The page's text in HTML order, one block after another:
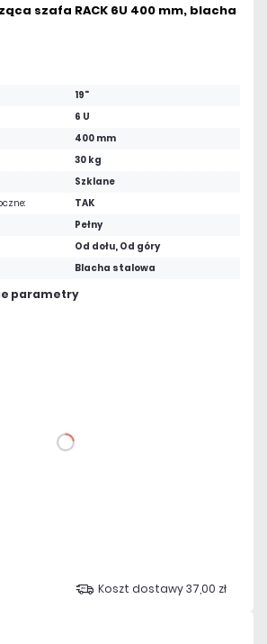
szafa RACK 6U 400 mm, blacha
19"
6 U
400 mm
30 kg
Szklane
TAK
Pełny
Od dołu, Od góry
Blacha stalowa
parametry
DO KOSZYKA
Koszt dostawy 37,00 zł